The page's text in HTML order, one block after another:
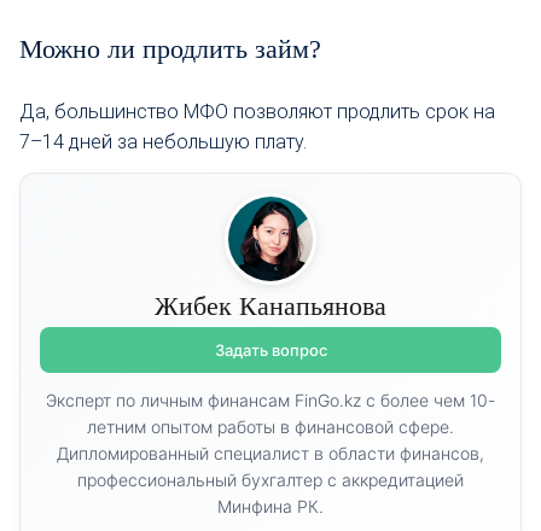
Можно ли продлить займ?
Да, большинство МФО позволяют продлить срок на
7–14 дней за небольшую плату.
Жибек Канапьянова
Задать вопрос
Эксперт по личным финансам FinGo.kz с более чем 10-
летним опытом работы в финансовой сфере.
Дипломированный специалист в области финансов,
профессиональный бухгалтер с аккредитацией
Минфина РК.